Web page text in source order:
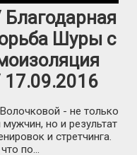
Шуры с
17.09.2016
- не только
но и результат
и стретчинга.
по...